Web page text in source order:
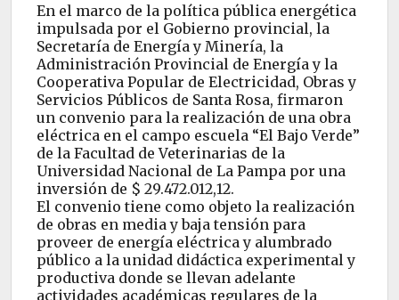
En el marco de la política pública energética
impulsada por el Gobierno provincial, la
Secretaría de Energía y Minería, la
Administración Provincial de Energía y la
Cooperativa Popular de Electricidad, Obras y
Servicios Públicos de Santa Rosa, firmaron
un convenio para la realización de una obra
eléctrica en el campo escuela “El Bajo Verde”
de la Facultad de Veterinarias de la
Universidad Nacional de La Pampa por una
inversión de $ 29.472.012,12.
El convenio tiene como objeto la realización
de obras en media y baja tensión para
proveer de energía eléctrica y alumbrado
público a la unidad didáctica experimental y
productiva donde se llevan adelante
actividades académicas regulares de la